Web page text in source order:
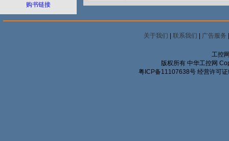
购书链接
关于我们 | 联系我们 | 广告服务
工控
版权所有 中华工控网
粤ICP备11107638号 经营许可